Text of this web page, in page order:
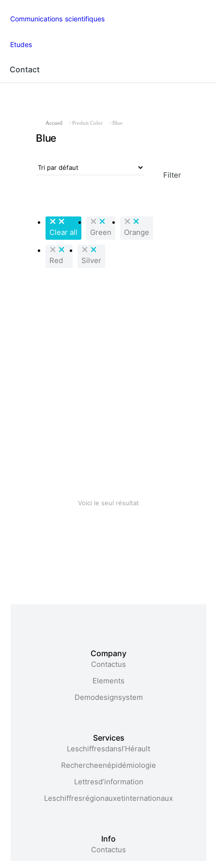
Communications scientifiques
Etudes
Contact
Vous êtes ici :
Accueil Produit Color Blue
Blue
Filter
Clear all Green Orange
Red Silver
Voici le seul résultat
Company
Contact us
Elements
Demo design system
Services
Les chiffres dans l’Hérault​
Recherche en épidémiologie
Lettres d’information
Les chiffres régionaux et internationaux
Info
Contact us